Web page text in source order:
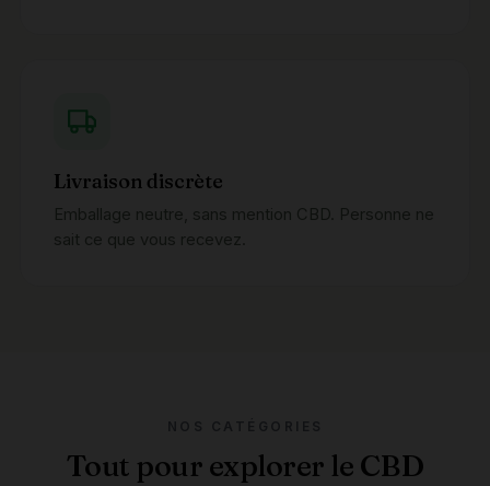
Livraison discrète
Emballage neutre, sans mention CBD. Personne ne
sait ce que vous recevez.
Tout pour explorer le CBD